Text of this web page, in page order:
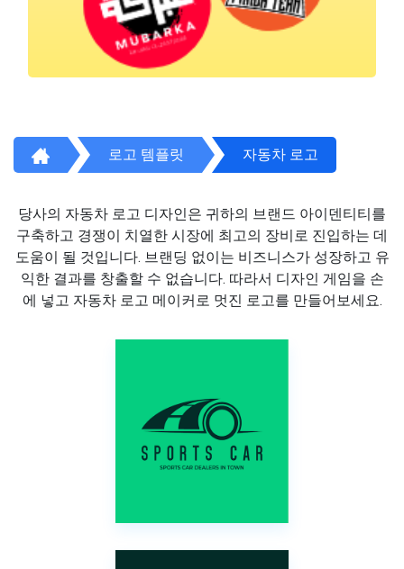
로고 템플릿 자동차 로고
당사의 자동차 로고 디자인은 귀하의 브랜드 아이덴티티를
구축하고 경쟁이 치열한 시장에 최고의 장비로 진입하는 데
도움이 될 것입니다. 브랜딩 없이는 비즈니스가 성장하고 유
익한 결과를 창출할 수 없습니다. 따라서 디자인 게임을 손
에 넣고 자동차 로고 메이커로 멋진 로고를 만들어보세요.